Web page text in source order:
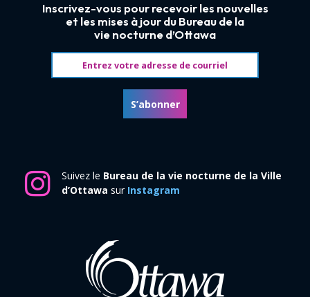
Inscrivez-vous pour recevoir les nouvelles
et les mises à jour du Bureau de la
vie nocturne d’Ottawa
S’abonner
Suivez le Bureau de la vie nocturne de la Ville
d’Ottawa sur Instagram